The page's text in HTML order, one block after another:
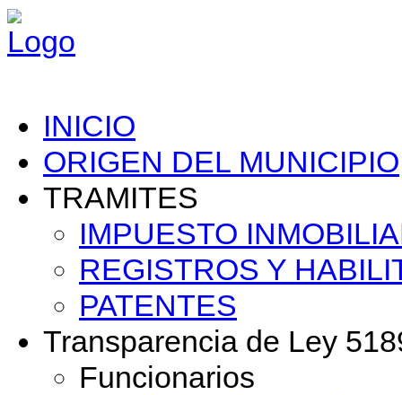
INICIO
ORIGEN DEL MUNICIPIO
TRAMITES
IMPUESTO
REGISTROS Y
PATENTES
Transparencia de Ley
Funcionarios